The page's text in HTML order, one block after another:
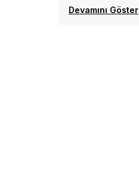
Devamını Göster